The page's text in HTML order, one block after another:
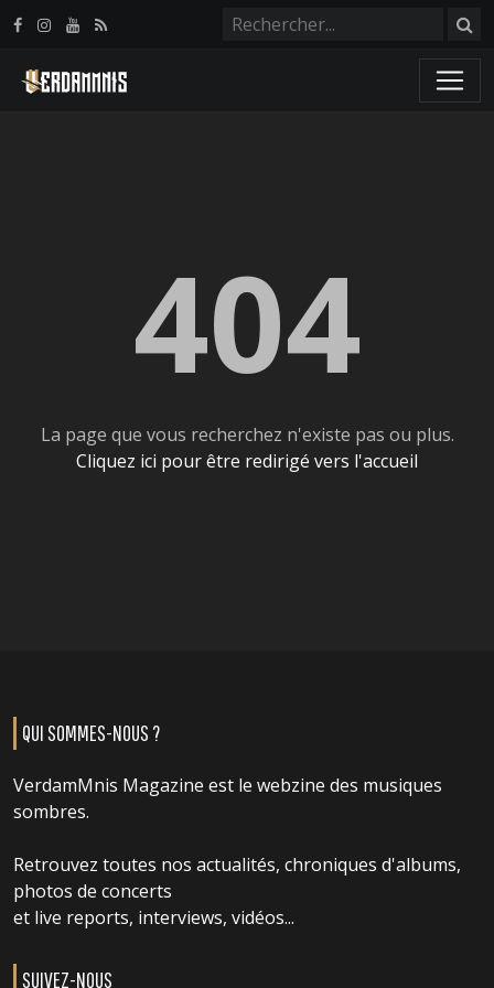
404
La page que vous recherchez n'existe pas ou plus.
Cliquez ici pour être redirigé vers l'accueil
QUI SOMMES-NOUS ?
VerdamMnis Magazine est le webzine des musiques
sombres.
Retrouvez toutes nos actualités, chroniques d'albums,
photos de concerts
et live reports, interviews, vidéos...
SUIVEZ-NOUS
Panneau de gestion des cookies